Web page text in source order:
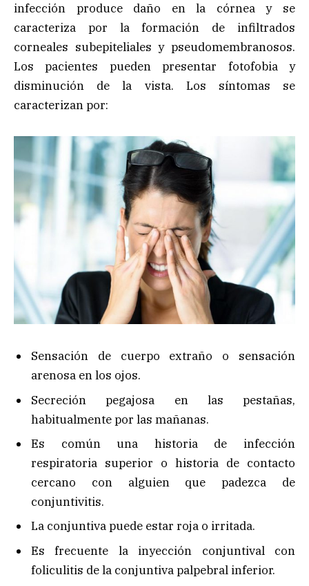
infección produce daño en la córnea y se
caracteriza por la formación de infiltrados
corneales subepiteliales y pseudomembranosos.
Los pacientes pueden presentar fotofobia y
disminución de la vista. Los síntomas se
caracterizan por:
Sensación de cuerpo extraño o sensación
arenosa en los ojos.
Secreción pegajosa en las pestañas,
habitualmente por las mañanas.
Es común una historia de infección
respiratoria superior o historia de contacto
cercano con alguien que padezca de
conjuntivitis.
La conjuntiva puede estar roja o irritada.
Es frecuente la inyección conjuntival con
foliculitis de la conjuntiva palpebral inferior.